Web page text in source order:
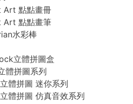
Art 點點畫冊
Art 點點畫筆
水彩棒
立體拼圖盒
體拼圖系列
體拼圖 迷你系列
體拼圖 仿真音效系列